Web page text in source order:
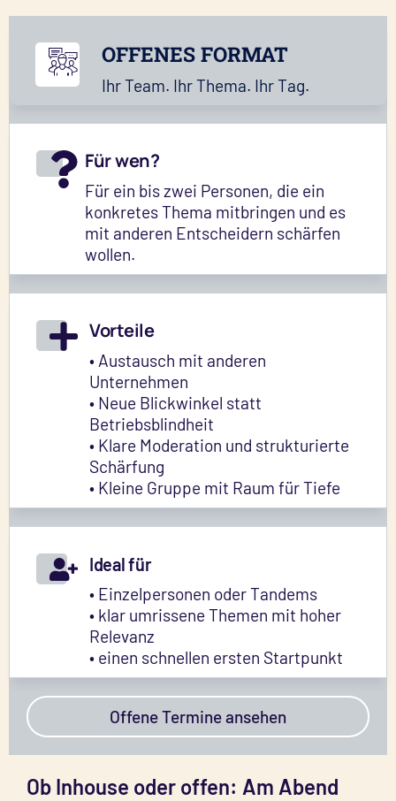
OFFENES FORMAT
Ihr Team. Ihr Thema. Ihr Tag.
Für wen?
Für ein bis zwei Personen, die ein
konkretes Thema mitbringen und es
mit anderen Entscheidern schärfen
wollen. ㅤㅤㅤㅤ
Vorteile
• Austausch mit anderen
Unternehmen
• Neue Blickwinkel statt
Betriebsblindheit
• Klare Moderation und strukturierte
Schärfung
• Kleine Gruppe mit Raum für Tiefe
Ideal für
• Einzelpersonen oder Tandems
• klar umrissene Themen mit hoher
Relevanz
• einen schnellen ersten Startpunkt
Offene Termine ansehen
Ob Inhouse oder offen: Am Abend